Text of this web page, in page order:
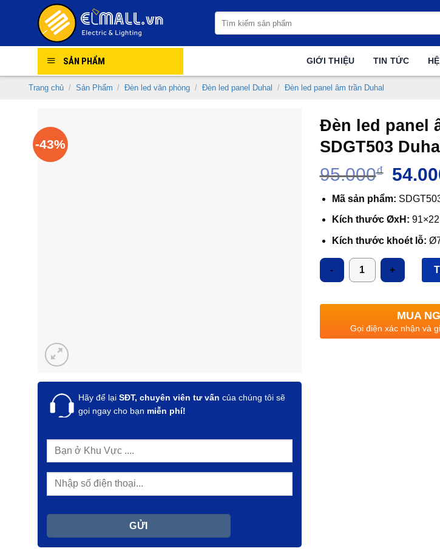
kiếm:
SẢN PHẨM GIỚI THIỆU TIN TỨC
Trang chủ / Sản Phẩm / Đèn led văn phòng / Đèn led panel Duhal / Đèn led panel âm trần Duhal
-43%
Hãy để lại SĐT, chuyên viên tư vấn của chúng tôi sẽ
gọi ngay cho bạn miễn phí!
Đèn led panel
SDGT503
95.000₫
Giá
gốc
là:
Mã sản phẩm:
Kích thước ØxH:
Kích thước khoét lỗ:
Công suất: 3W
Ánh sáng: 3000K/
Quang thông:330lm
: >85
Số lượng
MUA
Gọi điện xác nhận và